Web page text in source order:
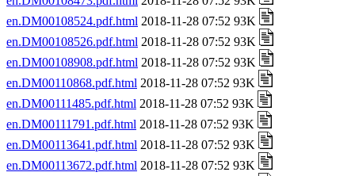
en.DM00108524.pdf.html 2018-11-28 07:52 93K
en.DM00108526.pdf.html 2018-11-28 07:52 93K
en.DM00108908.pdf.html 2018-11-28 07:52 93K
en.DM00110868.pdf.html 2018-11-28 07:52 93K
en.DM00111485.pdf.html 2018-11-28 07:52 93K
en.DM00111791.pdf.html 2018-11-28 07:52 93K
en.DM00113641.pdf.html 2018-11-28 07:52 93K
en.DM00113672.pdf.html 2018-11-28 07:52 93K